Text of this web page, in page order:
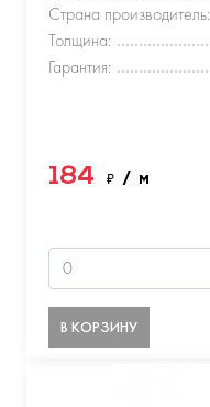
Страна производитель:
Толщина:
Гарантия:
184 ₽ / м
В КОРЗИНУ